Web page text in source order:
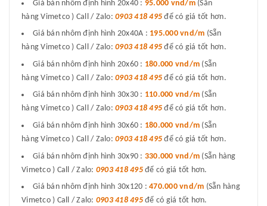
Giá bán nhôm định hình 20x40 : 95.000 vnd/m (Sẵn
hàng Vimetco ) Call / Zalo: 0903 418 495 để có giá tốt hơn.
Giá bán nhôm định hình 20x40A : 195.000 vnd/m (Sẵn
hàng Vimetco ) Call / Zalo: 0903 418 495 để có giá tốt hơn.
Giá bán nhôm định hình 20x60 : 180.000 vnd/m (Sẵn
hàng Vimetco ) Call / Zalo: 0903 418 495 để có giá tốt hơn.
Giá bán nhôm định hình 30x30 : 110.000 vnd/m (Sẵn
hàng Vimetco ) Call / Zalo: 0903 418 495để có giá tốt hơn.
Giá bán nhôm định hình 30x60 : 180.000 vnd/m (Sẵn
hàng Vimetco ) Call / Zalo: 0903 418 495 để có giá tốt hơn.
Giá bán nhôm định hình 30x90 : 330.000 vnd/m (Sẵn hàng
Vimetco ) Call / Zalo: 0903 418 495 để có giá tốt hơn.
Giá bán nhôm định hình 30x120 : 470.000 vnd/m (Sẵn hàng
Vimetco ) Call / Zalo: 0903 418 495để có giá tốt hơn.